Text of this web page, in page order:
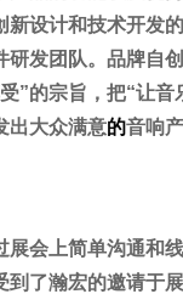
新设计和技术开发
研发团队。品牌自
”的宗旨，把“让音
出大众满意的音响产
展会上简单沟通和
到了瀚宏的邀请于